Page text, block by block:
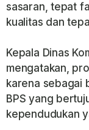
sasaran, tepat
kualitas dan
Kepala Dinas
mengatakan,
karena sebagai
BPS yang
kependudukan